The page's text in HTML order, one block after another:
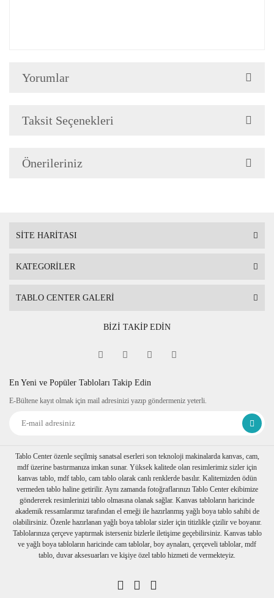
Nakliye sırasında hasar
Yorumlar
Taksit Seçenekleri
Önerileriniz
SİTE HARİTASI
KATEGORİLER
TABLO CENTER GALERİ
BİZİ TAKİP EDİN
En Yeni ve Popüler Tabloları Takip Edin
E-Bültene kayıt olmak için mail adresinizi yazıp göndermeniz yeterli.
Tablo Center özenle seçilmiş sanatsal eserleri son teknoloji makinalarda kanvas, cam,
mdf üzerine bastırmanıza imkan sunar. Yüksek kalitede olan resimlerimiz sizler için
kanvas tablo, mdf tablo, cam tablo olarak canlı renklerde basılır. Kalitemizden ödün
vermeden tablo haline getirilir. Aynı zamanda fotoğraflarınızı Tablo Center ekibimize
göndererek resimlerinizi tablo olmasına olanak sağlar. Kanvas tabloların haricinde
akademik ressamlarımız tarafından el emeği ile hazırlanmış yağlı boya tablo sahibi de
olabilirsiniz. Özenle hazırlanan yağlı boya tablolar sizler için titizlikle çizilir ve boyanır.
Tablolarınıza çerçeve yaptırmak isterseniz bizlerle iletişime geçebilirsiniz. Kanvas tablo
ve yağlı boya tabloların haricinde cam tablolar, boy aynaları, çerçeveli tablolar, mdf
tablo, duvar aksesuarları ve kişiye özel tablo hizmeti de vermekteyiz.